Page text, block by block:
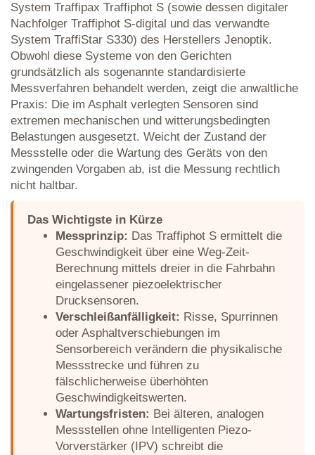
System Traffipax Traffiphot S (sowie dessen digitaler
Nachfolger Traffiphot S-digital und das verwandte
System TraffiStar S330) des Herstellers Jenoptik.
Obwohl diese Systeme von den Gerichten
grundsätzlich als sogenannte standardisierte
Messverfahren behandelt werden, zeigt die anwaltliche
Praxis: Die im Asphalt verlegten Sensoren sind
extremen mechanischen und witterungsbedingten
Belastungen ausgesetzt. Weicht der Zustand der
Messstelle oder die Wartung des Geräts von den
zwingenden Vorgaben ab, ist die Messung rechtlich
nicht haltbar.
Das Wichtigste in Kürze
Messprinzip: Das Traffiphot S ermittelt die
Geschwindigkeit über eine Weg-Zeit-
Berechnung mittels dreier in die Fahrbahn
eingelassener piezoelektrischer
Drucksensoren.
Verschleißanfälligkeit: Risse, Spurrinnen
oder Asphaltverschiebungen im
Sensorbereich verändern die physikalische
Messstrecke und führen zu
fälschlicherweise überhöhten
Geschwindigkeitswerten.
Wartungsfristen: Bei älteren, analogen
Messstellen ohne Intelligenten Piezo-
Vorverstärker (IPV) schreibt die